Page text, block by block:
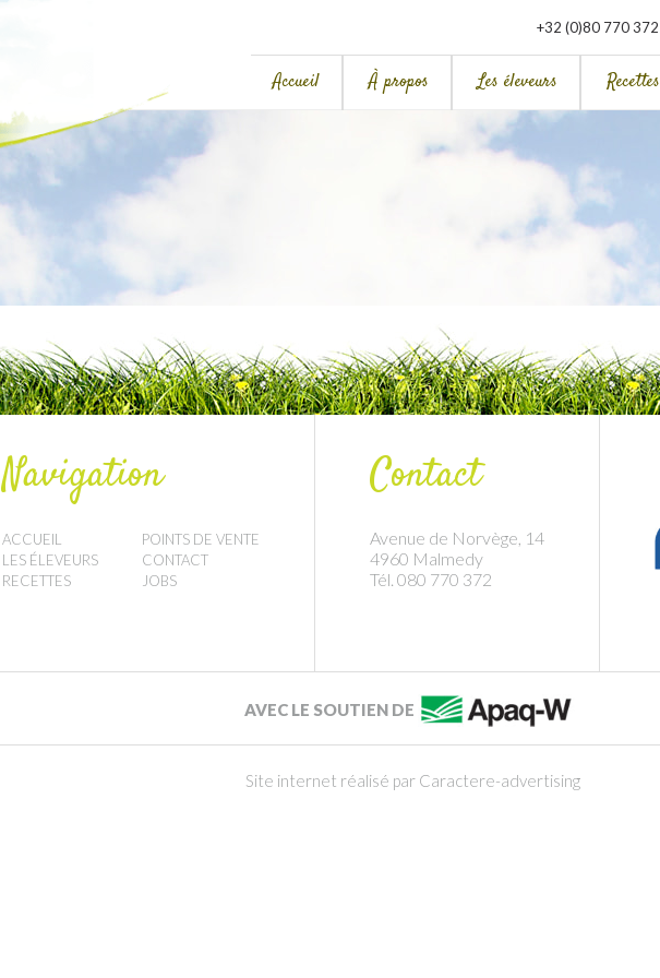
+32 (0)80 770 372
Accueil À propos Les éleveurs Recettes
Navigation
ACCUEIL
LES ÉLEVEURS
RECETTES
POINTS DE VENTE
CONTACT
JOBS
Contact
Avenue de Norvège, 14
4960 Malmedy
Tél. 080 770 372
AVEC LE SOUTIEN DE
Site internet réalisé par Caractere-advertising